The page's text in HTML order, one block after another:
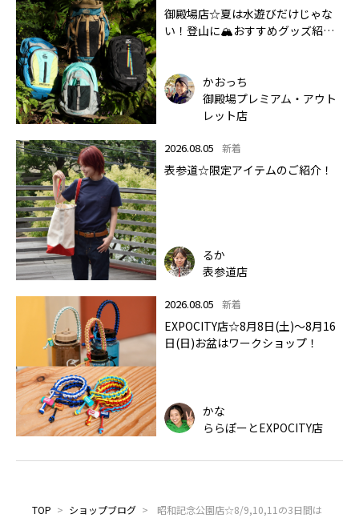
御殿場店☆夏は水遊びだけじゃな
い！登山に🏔おすすめグッズ紹介
かおっち
御殿場プレミアム・アウト
レット店
2026.08.05 新着
表参道☆限定アイテムのご紹介！
るか
表参道店
2026.08.05 新着
EXPOCITY店☆8月8日(土)～8月16
日(日)お盆はワークショップ！
かな
ららぽーとEXPOCITY店
TOP > ショップブログ >
昭和記念公園店☆8/9,10,11の3日間は